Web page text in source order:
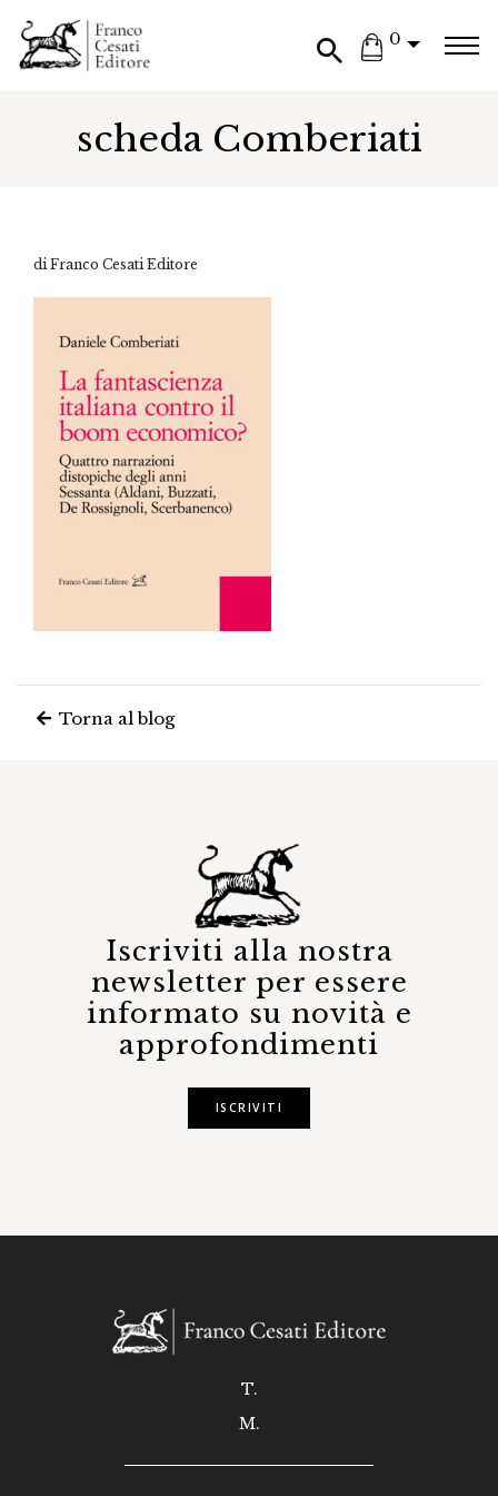
0
scheda Comberiati
di Franco Cesati Editore
Torna al blog
Iscriviti alla nostra
newsletter per essere
informato su novità e
approfondimenti
ISCRIVITI
T.
M.